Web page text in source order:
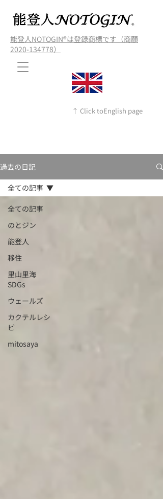
能登人NOTOGIN®️は登録商標です（商願
2020-134778）
↑ Click toEnglish page
過去の日記
全ての記事
のとジン
能登人
移住
里山里海
SDGs
ウェールズ
カクテルレシ
ピ
mitosaya
全ての記事